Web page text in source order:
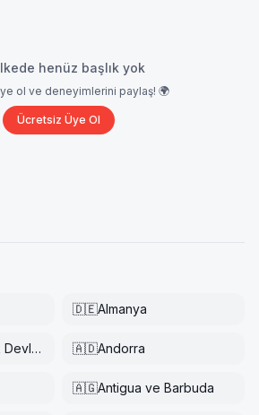
henüz başlık yok
ol ve deneyimlerini paylaş! 🌍
Ücretsiz Üye Ol
🇩🇪Almanya
Amerika Birleşik Devletleri 🇦🇩Andorra
🇦🇬Antigua ve Barbuda